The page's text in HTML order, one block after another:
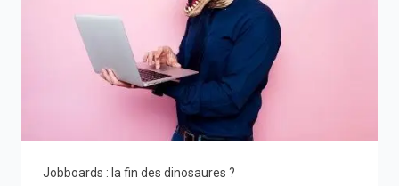
Jobboards : la fin des dinosaures ?